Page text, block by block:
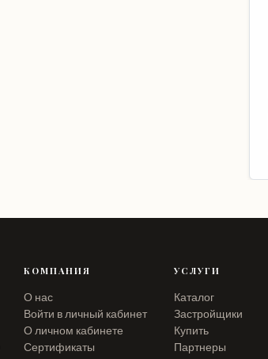
КОМПАНИЯ
О нас
Войти в личный кабинет
О личном кабинете
Сертификаты
УСЛУГИ
Каталог
Застройщики
Купить
Партнеры